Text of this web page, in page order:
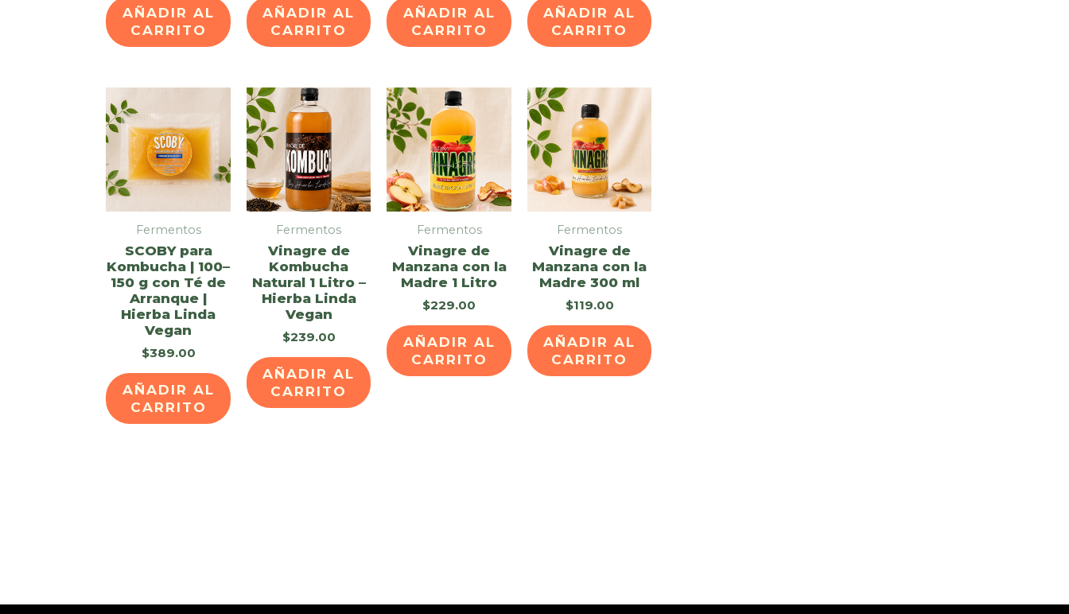
AÑADIR AL
CARRITO
AÑADIR AL
CARRITO
AÑADIR AL
CARRITO
AÑADIR AL
CARRITO
Fermentos
SCOBY para
Kombucha | 100–
150 g con Té de
Arranque |
Hierba Linda
Vegan
$389.00
AÑADIR AL
CARRITO
Fermentos
Vinagre de
Kombucha
Natural 1 Litro –
Hierba Linda
Vegan
$239.00
AÑADIR AL
CARRITO
Fermentos
Vinagre de
Manzana con la
Madre 1 Litro
$229.00
AÑADIR AL
CARRITO
Fermentos
Vinagre de
Manzana con la
Madre 300 ml
$119.00
AÑADIR AL
CARRITO